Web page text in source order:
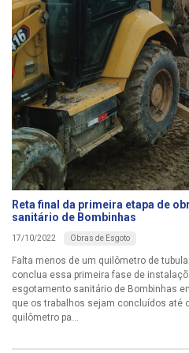
Reta final da primeira etapa de
sanitário de Bombinhas
17/10/2022 Obras de Esgoto
Falta menos de um quilômetro de
conclua essa primeira fase de
esgotamento sanitário de Bombinhas
que os trabalhos sejam concluídos até
quilômetro pa...